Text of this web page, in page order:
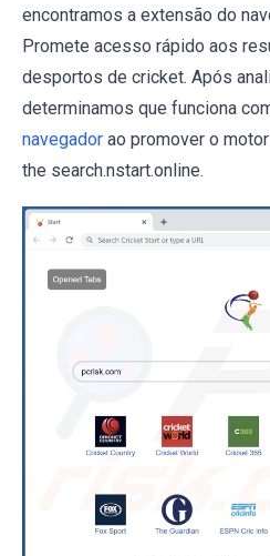
encontramos a extensão do
Promete acesso rápido aos
desportos de cricket. Após
determinamos que funciona
navegador ao promover o
the search.nstart.online.